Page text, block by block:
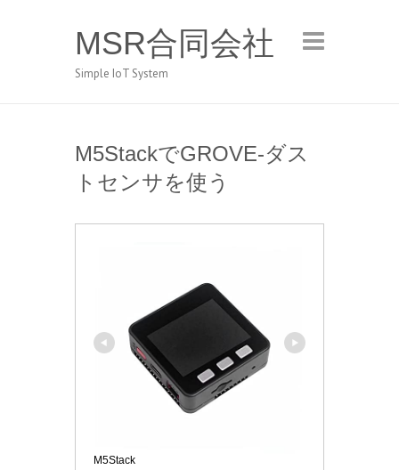
MSR合同会社
Simple IoT System
M5StackでGROVE-ダス
トセンサを使う
M5Stack